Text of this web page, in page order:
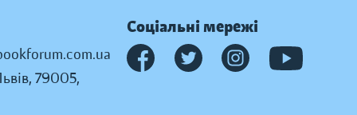
79005,
Соціальні мережі